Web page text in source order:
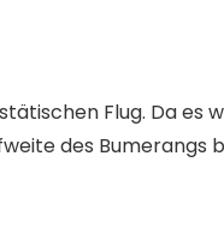
Flug. Da es
des Bumerangs